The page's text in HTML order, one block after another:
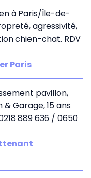
à Paris/Île-de-
agressivité,
chien-chat. RDV
Paris
pavillon,
& Garage, 15 ans
889 636 / 0650